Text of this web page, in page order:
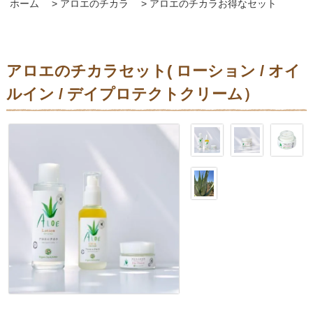
ホーム > アロエのチカラ > アロエのチカラお得なセット
アロエのチカラセット( ローション / オイ
ルイン / デイプロテクトクリーム）